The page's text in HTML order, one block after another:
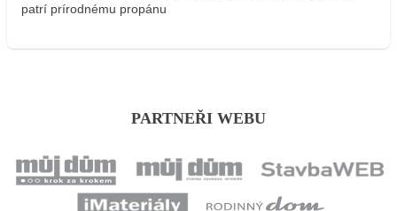
patrí prírodnému propánu
PARTNEŘI WEBU